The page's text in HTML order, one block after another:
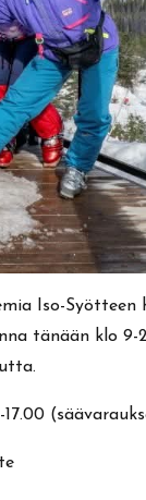
Iso-
tänään klo